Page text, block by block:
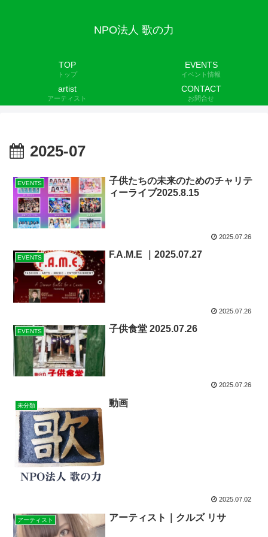
NPO法人 歌の力
TOP
トップ
EVENTS
イベント情報
artist
アーティスト
CONTACT
お問合せ
2025-07
EVENTS
子供たちの未来のためのチャリテ
ィーライブ2025.8.15
2025.07.26
EVENTS F.A.M.E ｜2025.07.27
2025.07.26
EVENTS 子供食堂 2025.07.26
2025.07.26
未分類 動画
2025.07.02
アーティスト アーティスト｜クルズ リサ